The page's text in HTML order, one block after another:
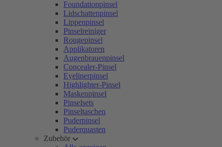
Foundationpinsel
Lidschattenpinsel
Lippenpinsel
Pinselreiniger
Rougepinsel
Applikatoren
Augenbrauenpinsel
Concealer-Pinsel
Eyelinerpinsel
Highlighter-Pinsel
Maskenpinsel
Pinselsets
Pinseltaschen
Puderpinsel
Puderquasten
Zubehör